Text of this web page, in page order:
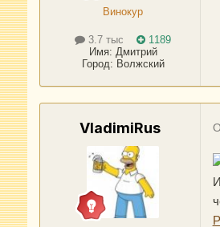
Винокур
3.7 тыс
1189
Имя: Дмитрий
Город: Волжский
VladimiRus